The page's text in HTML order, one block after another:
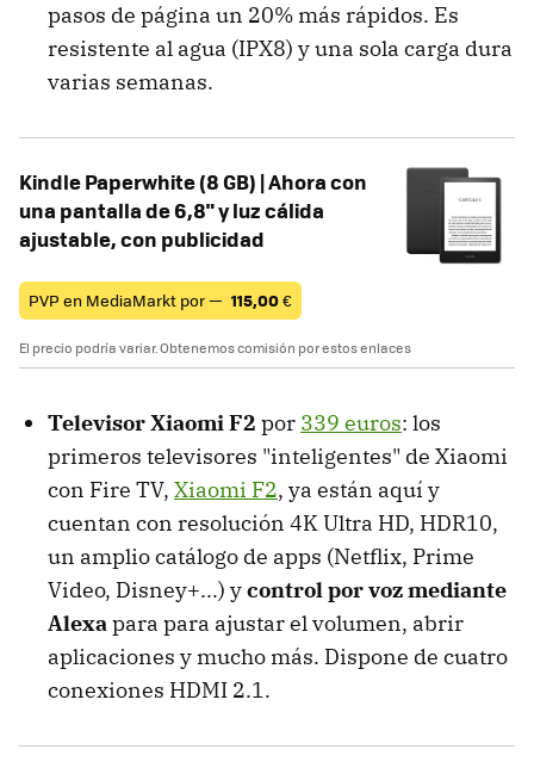
pasos de página un 20% más rápidos. Es
resistente al agua (IPX8) y una sola carga dura
varias semanas.
Kindle Paperwhite (8 GB) | Ahora con
una pantalla de 6,8" y luz cálida
ajustable, con publicidad
PVP en MediaMarkt por — 115,00€
El precio podría variar. Obtenemos comisión por estos enlaces
Televisor Xiaomi F2 por 339 euros: los
primeros televisores "inteligentes" de Xiaomi
con Fire TV, Xiaomi F2, ya están aquí y
cuentan con resolución 4K Ultra HD, HDR10,
un amplio catálogo de apps (Netflix, Prime
Video, Disney+...) ycontrol por voz mediante
Alexapara para ajustar el volumen, abrir
aplicaciones y mucho más. Dispone de cuatro
conexiones HDMI 2.1.